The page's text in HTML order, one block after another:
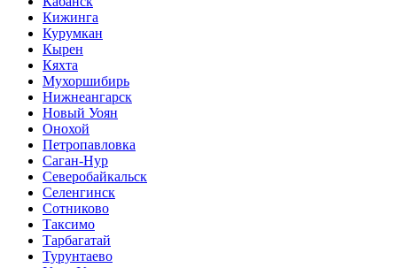
Кижинга
Курумкан
Кырен
Кяхта
Мухоршибирь
Нижнеангарск
Новый Уоян
Онохой
Петропавловка
Саган-Нур
Северобайкальск
Селенгинск
Сотниково
Таксимо
Тарбагатай
Турунтаево